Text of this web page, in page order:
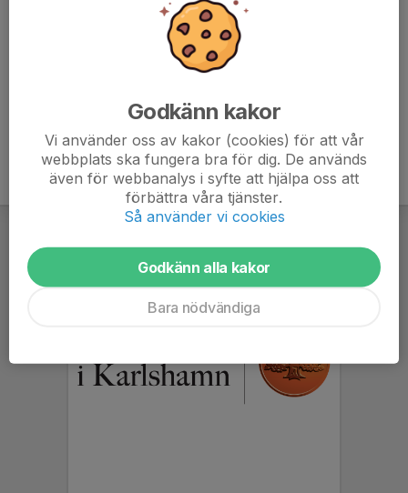
Godkänn kakor
Vi använder oss av kakor (cookies) för att vår
webbplats ska fungera bra för dig. De används
även för webbanalys i syfte att hjälpa oss att
förbättra våra tjänster.
Så använder vi cookies
Godkänn alla kakor
Bara nödvändiga